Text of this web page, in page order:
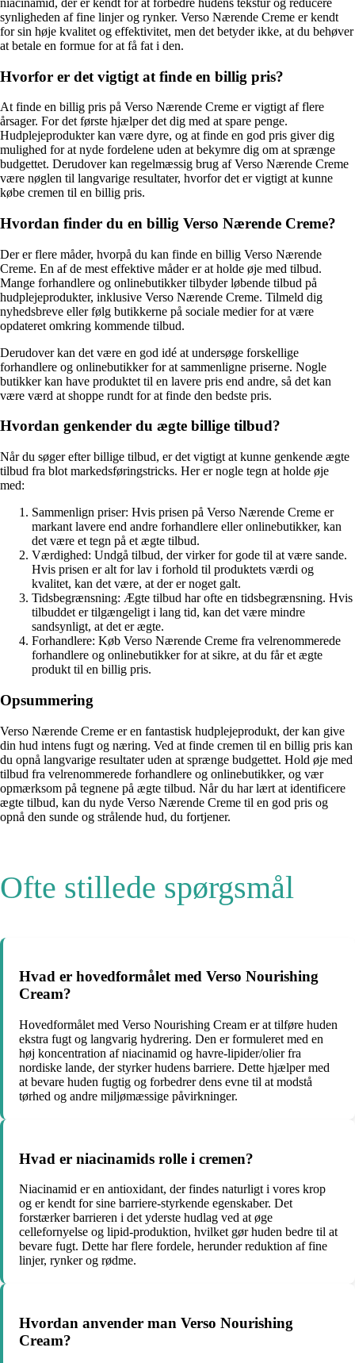
synligheden af fine linjer og rynker. Verso Nærende Creme er kendt
for sin høje kvalitet og effektivitet, men det betyder ikke, at du behøver
at betale en formue for at få fat i den.
Hvorfor er det vigtigt at finde en billig pris?
At finde en billig pris på Verso Nærende Creme er vigtigt af flere
årsager. For det første hjælper det dig med at spare penge.
Hudplejeprodukter kan være dyre, og at finde en god pris giver dig
mulighed for at nyde fordelene uden at bekymre dig om at sprænge
budgettet. Derudover kan regelmæssig brug af Verso Nærende Creme
være nøglen til langvarige resultater, hvorfor det er vigtigt at kunne
købe cremen til en billig pris.
Hvordan finder du en billig Verso Nærende Creme?
Der er flere måder, hvorpå du kan finde en billig Verso Nærende
Creme. En af de mest effektive måder er at holde øje med tilbud.
Mange forhandlere og onlinebutikker tilbyder løbende tilbud på
hudplejeprodukter, inklusive Verso Nærende Creme. Tilmeld dig
nyhedsbreve eller følg butikkerne på sociale medier for at være
opdateret omkring kommende tilbud.
Derudover kan det være en god idé at undersøge forskellige
forhandlere og onlinebutikker for at sammenligne priserne. Nogle
butikker kan have produktet til en lavere pris end andre, så det kan
være værd at shoppe rundt for at finde den bedste pris.
Hvordan genkender du ægte billige tilbud?
Når du søger efter billige tilbud, er det vigtigt at kunne genkende ægte
tilbud fra blot markedsføringstricks. Her er nogle tegn at holde øje
med:
Sammenlign priser: Hvis prisen på Verso Nærende Creme er
markant lavere end andre forhandlere eller onlinebutikker, kan
det være et tegn på et ægte tilbud.
Værdighed: Undgå tilbud, der virker for gode til at være sande.
Hvis prisen er alt for lav i forhold til produktets værdi og
kvalitet, kan det være, at der er noget galt.
Tidsbegrænsning: Ægte tilbud har ofte en tidsbegrænsning. Hvis
tilbuddet er tilgængeligt i lang tid, kan det være mindre
sandsynligt, at det er ægte.
Forhandlere: Køb Verso Nærende Creme fra velrenommerede
forhandlere og onlinebutikker for at sikre, at du får et ægte
produkt til en billig pris.
Opsummering
Verso Nærende Creme er en fantastisk hudplejeprodukt, der kan give
din hud intens fugt og næring. Ved at finde cremen til en billig pris kan
du opnå langvarige resultater uden at sprænge budgettet. Hold øje med
tilbud fra velrenommerede forhandlere og onlinebutikker, og vær
opmærksom på tegnene på ægte tilbud. Når du har lært at identificere
ægte tilbud, kan du nyde Verso Nærende Creme til en god pris og
opnå den sunde og strålende hud, du fortjener.
Ofte stillede spørgsmål
Hvad er hovedformålet med Verso Nourishing
Cream?
Hovedformålet med Verso Nourishing Cream er at tilføre huden
ekstra fugt og langvarig hydrering. Den er formuleret med en
høj koncentration af niacinamid og havre-lipider/olier fra
nordiske lande, der styrker hudens barriere. Dette hjælper med
at bevare huden fugtig og forbedrer dens evne til at modstå
tørhed og andre miljømæssige påvirkninger.
Hvad er niacinamids rolle i cremen?
Niacinamid er en antioxidant, der findes naturligt i vores krop
og er kendt for sine barriere-styrkende egenskaber. Det
forstærker barrieren i det yderste hudlag ved at øge
cellefornyelse og lipid-produktion, hvilket gør huden bedre til at
bevare fugt. Dette har flere fordele, herunder reduktion af fine
linjer, rynker og rødme.
Hvordan anvender man Verso Nourishing
Cream?